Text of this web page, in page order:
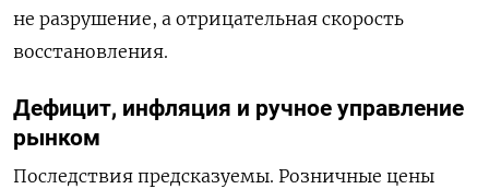
не разрушение, а отрицательная скорость
восстановления.
Дефицит, инфляция и ручное управление
рынком
Последствия предсказуемы. Розничные цены